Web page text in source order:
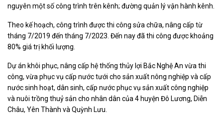
nguyên một số công trình trên kênh; đường quản lý vận hành kênh.
Theo kế hoạch, công trình được thi công sửa chữa, nâng cấp từ
tháng 7/2019 đến tháng 7/2023. Đến nay đã thi công được khoảng
80% giá trị khối lượng.
Dự án khôi phục, nâng cấp hệ thống thủy lợi Bắc Nghệ An vừa thi
công, vừa phục vụ cấp nước tưới cho sản xuất nông nghiệp và cấp
nước sinh hoạt, dân sinh, cấp nước phục vụ sản xuất công nghiệp
và nuôi trồng thuỷ sản cho nhân dân của 4 huyện Đô Lương, Diễn
Châu, Yên Thành và Quỳnh Lưu.